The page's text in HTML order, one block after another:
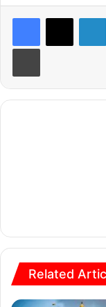
Print
Related